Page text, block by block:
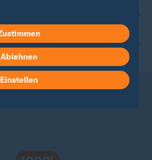
widerrufen oder ändern.
findest du in unserer
Ablehnen
Einstellen